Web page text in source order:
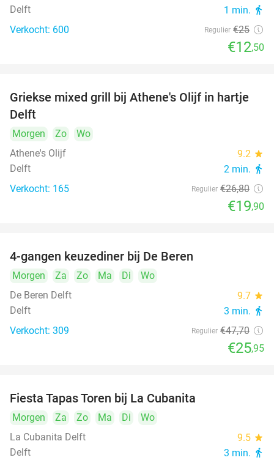
Delft 1 min. directions_walk
Verkocht: 600 Regulier €25
€12,50
26%
Griekse mixed grill bij Athene's Olijf in hartje
Delft
Morgen Zo
Wo
Athene's Olijf
9.2 star
Delft 2 min. directions_walk
Verkocht: 165 Regulier €26,80
€19,90
4-gangen keuzediner bij De Beren
Morgen Za Zo Ma Di
Wo
De Beren Delft
9.7 star
Delft 3 min. directions_walk
Verkocht: 309 Regulier €47,70
€25,95
Fiesta Tapas Toren bij La Cubanita
Morgen Za Zo Ma Di
Wo
La Cubanita Delft
9.5 star
Delft 3 min. directions_walk